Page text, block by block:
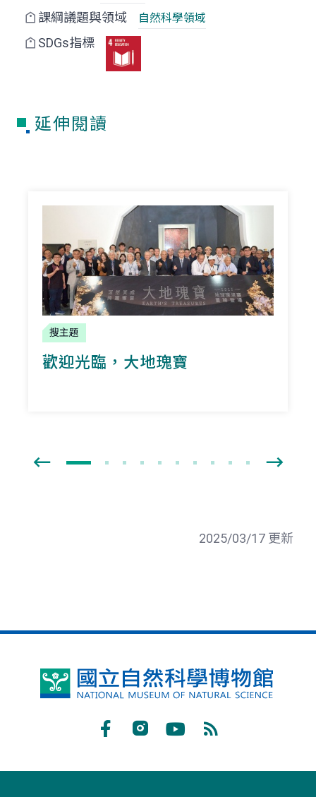
課綱議題與領域 自然科學領域
SDGs指標
延伸閱讀
搜主題
歡迎光臨， 大地瑰寶
2025/03/17 更新
國